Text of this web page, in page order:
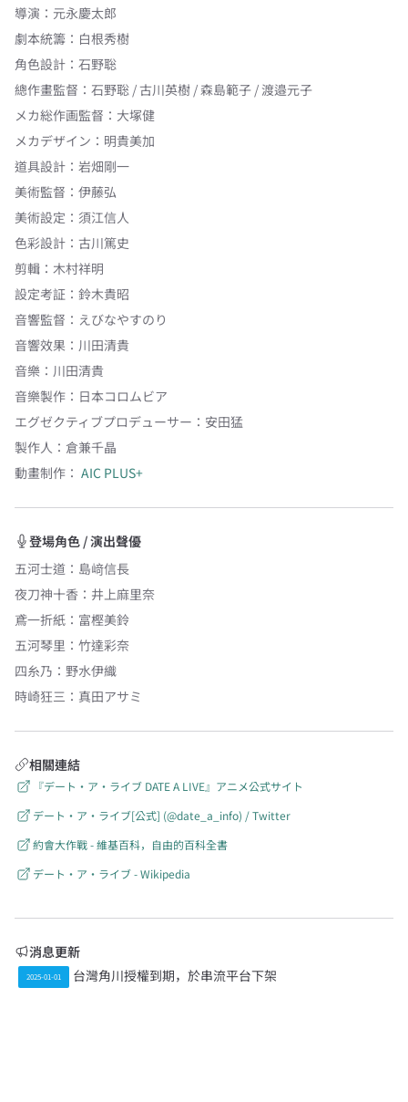
導演 ： 元永慶太郎
劇本統籌 ： 白根秀樹
角色設計 ： 石野聡
總作畫監督 ： 石野聡 / 古川英樹 / 森島範子 / 渡邉元子
メカ総作画監督 ： 大塚健
メカデザイン ： 明貴美加
道具設計 ： 岩畑剛一
美術監督 ： 伊藤弘
美術設定 ： 須江信人
色彩設計 ： 古川篤史
剪輯 ： 木村祥明
設定考証 ： 鈴木貴昭
音響監督 ： えびなやすのり
音響效果 ： 川田清貴
音樂 ： 川田清貴
音樂製作 ： 日本コロムビア
エグゼクティブプロデューサー ： 安田猛
製作人 ： 倉兼千晶
動畫制作： AIC PLUS+
登場角色 / 演出聲優
五河士道 ： 島﨑信長
夜刀神十香 ： 井上麻里奈
鳶一折紙 ： 富樫美鈴
五河琴里 ： 竹達彩奈
四糸乃 ： 野水伊織
時崎狂三 ： 真田アサミ
相關連結
『デート・ア・ライブ DATE A LIVE』アニメ公式サイト
デート・ア・ライブ[公式] (@date_a_info) / Twitter
約會大作戰 - 維基百科，自由的百科全書
デート・ア・ライブ - Wikipedia
消息更新
2025-01-01 台灣角川授權到期，於串流平台下架